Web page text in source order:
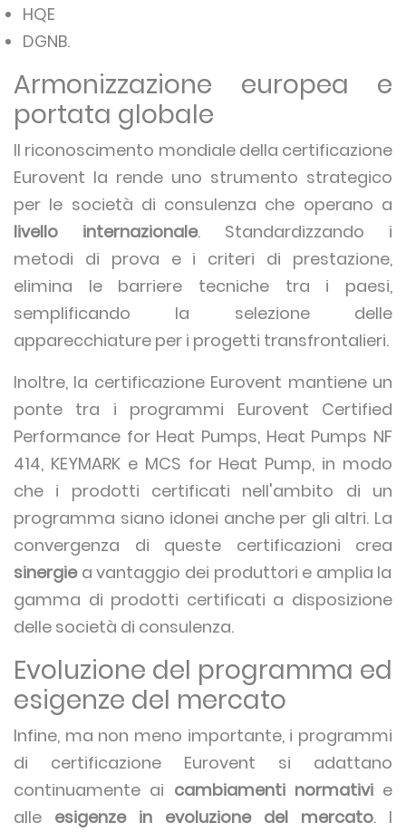
HQE
DGNB.
Armonizzazione europea e
portata globale
Il riconoscimento mondiale della certificazione
Eurovent la rende uno strumento strategico
per le società di consulenza che operano a
livello internazionale. Standardizzando i
metodi di prova e i criteri di prestazione,
elimina le barriere tecniche tra i paesi,
semplificando la selezione delle
apparecchiature per i progetti transfrontalieri.
Inoltre, la certificazione Eurovent mantiene un
ponte tra i programmi Eurovent Certified
Performance for Heat Pumps, Heat Pumps NF
414, KEYMARK e MCS for Heat Pump, in modo
che i prodotti certificati nell'ambito di un
programma siano idonei anche per gli altri. La
convergenza di queste certificazioni crea
sinergiea vantaggio dei produttori e amplia la
gamma di prodotti certificati a disposizione
delle società di consulenza.
Evoluzione del programma ed
esigenze del mercato
Infine, ma non meno importante, i programmi
di certificazione Eurovent si adattano
continuamente ai cambiamenti normativi e
alle esigenze in evoluzione del mercato. I